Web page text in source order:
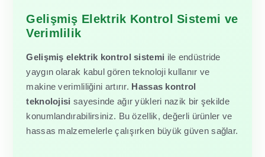
Gelişmiş Elektrik Kontrol Sistemi ve
Verimlilik
Gelişmiş elektrik kontrol sistemi ile endüstride
yaygın olarak kabul gören teknoloji kullanır ve
makine verimliliğini artırır. Hassas kontrol
teknolojisi sayesinde ağır yükleri nazik bir şekilde
konumlandırabilirsiniz. Bu özellik, değerli ürünler ve
hassas malzemelerle çalışırken büyük güven sağlar.